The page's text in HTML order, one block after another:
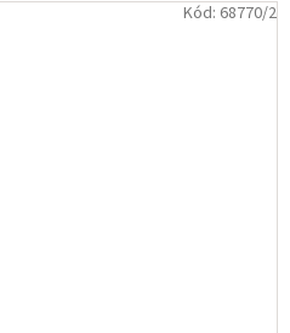
Kód: 68770/2